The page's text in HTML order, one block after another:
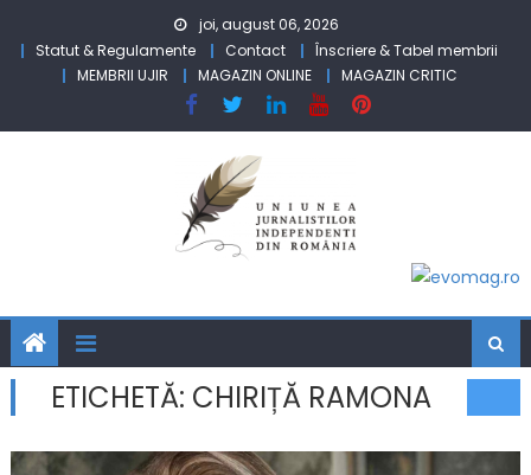
joi, august 06, 2026
Statut & Regulamente
Contact
Înscriere & Tabel membrii
MEMBRII UJIR
MAGAZIN ONLINE MAGAZIN CRITIC
ETICHETĂ: CHIRIȚĂ RAMONA